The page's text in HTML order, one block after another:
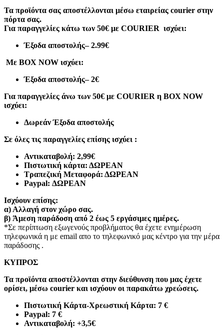
Τα προϊόντα σας αποστέλλονται μέσω εταιρείας courier στην
πόρτα σας.
Για παραγγελίες κάτω των 50€ με COURIER ισχύει:
Έξοδα αποστολής– 2.99€
Με BOX NOW ισχύει:
Έξοδα αποστολής– 2€
Για παραγγελίες άνω των 50€ με COURIER η BOX NOW
ισχύει:
Δωρεάν Έξοδα αποστολής
Σε όλες τις παραγγελίες επίσης ισχύει :
Αντικαταβολή: 2,99€
Πιστωτική κάρτα: ΔΩΡΕΑΝ
Τραπεζική Μεταφορά: ΔΩΡΕΑΝ
Paypal: ΔΩΡΕΑΝ
Ισχύουν επίσης:
α) Αλλαγή στον χώρο σας.
β) Άμεση παράδοση από 2 έως 5 εργάσιμες ημέρες.
*Σε περίπτωση εξωγενούς προβλήματος θα έχετε ενημέρωση
τηλεφωνικά η με email απο το τηλεφωνικό μας κέντρο για την μέρα
παράδοσης .
ΚΥΠΡΟΣ
Τα προϊόντα αποστέλλονται στην διεύθυνση που μας έχετε
ορίσει, μέσω courier και ισχύουν οι παρακάτω χρεώσεις.
Πιστωτική Κάρτα-Χρεωστική Κάρτα: 7 €​
Paypal: 7 €
Αντικαταβολή: +3,5€